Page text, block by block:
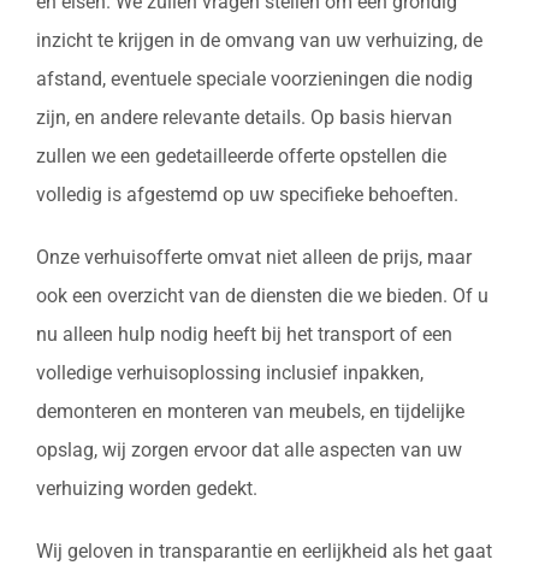
inzicht te krijgen in de omvang van uw verhuizing, de
afstand, eventuele speciale voorzieningen die nodig
zijn, en andere relevante details. Op basis hiervan
zullen we een gedetailleerde offerte opstellen die
volledig is afgestemd op uw specifieke behoeften.
Onze verhuisofferte omvat niet alleen de prijs, maar
ook een overzicht van de diensten die we bieden. Of u
nu alleen hulp nodig heeft bij het transport of een
volledige verhuisoplossing inclusief inpakken,
demonteren en monteren van meubels, en tijdelijke
opslag, wij zorgen ervoor dat alle aspecten van uw
verhuizing worden gedekt.
Wij geloven in transparantie en eerlijkheid als het gaat